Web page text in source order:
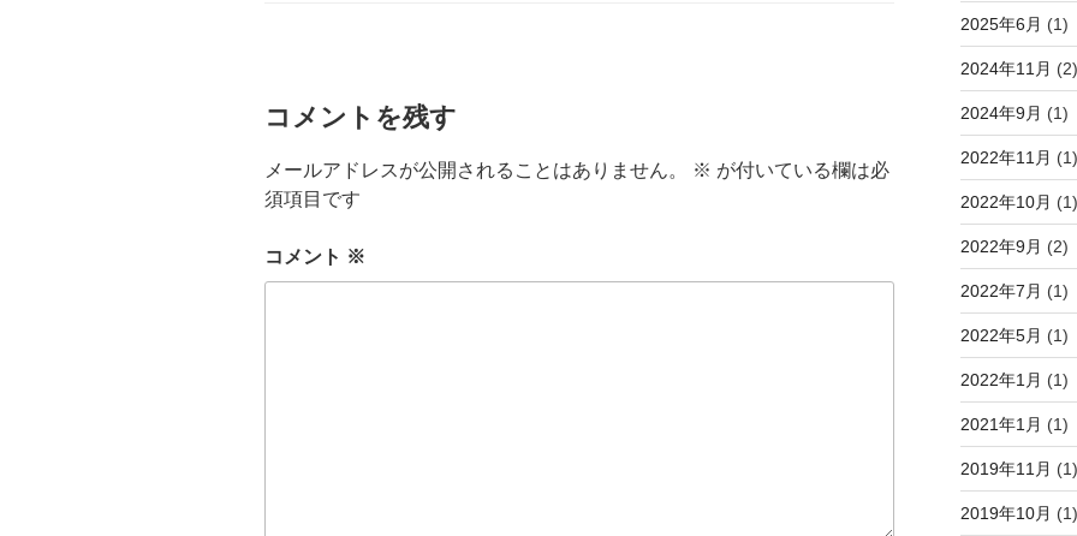
コメントを残す
メールアドレスが公開されることはありません。 ※ が付いている欄は必
須項目です
コメント ※
2025年6月 (1)
2024年11月 (2)
2024年9月 (1)
2022年11月 (1)
2022年10月 (1)
2022年9月 (2)
2022年7月 (1)
2022年5月 (1)
2022年1月 (1)
2021年1月 (1)
2019年11月 (1)
2019年10月 (1)